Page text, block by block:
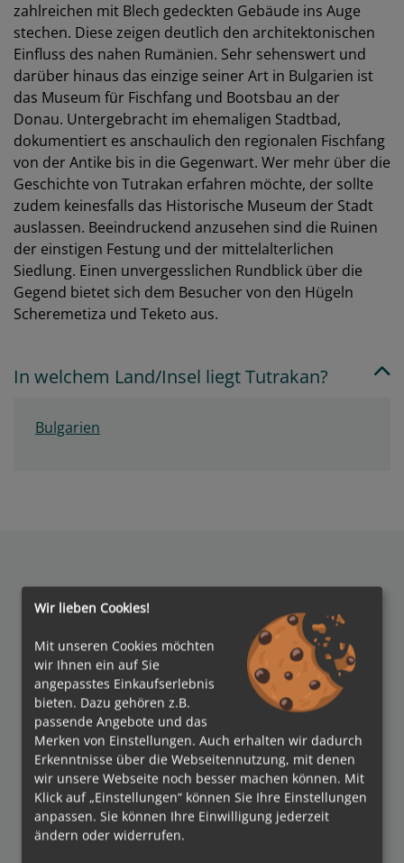
zahlreichen mit Blech gedeckten Gebäude ins Auge
stechen. Diese zeigen deutlich den architektonischen
Einfluss des nahen Rumänien. Sehr sehenswert und
darüber hinaus das einzige seiner Art in Bulgarien ist
das Museum für Fischfang und Bootsbau an der
Donau. Untergebracht im ehemaligen Stadtbad,
dokumentiert es anschaulich den regionalen Fischfang
von der Antike bis in die Gegenwart. Wer mehr über die
Geschichte von Tutrakan erfahren möchte, der sollte
zudem keinesfalls das Historische Museum der Stadt
auslassen. Beeindruckend anzusehen sind die Ruinen
der einstigen Festung und der mittelalterlichen
Siedlung. Einen unvergesslichen Rundblick über die
Gegend bietet sich dem Besucher von den Hügeln
Scheremetiza und Teketo aus.
In welchem Land/Insel liegt Tutrakan?
Bulgarien
Auszeichnungen
Verbände
Wir lieben Cookies!
Mit unseren Cookies möchten
wir Ihnen ein auf Sie
angepasstes Einkaufserlebnis
bieten. Dazu gehören z.B.
passende Angebote und das
Merken von Einstellungen. Auch erhalten wir dadurch
Erkenntnisse über die Webseitennutzung, mit denen
wir unsere Webseite noch besser machen können. Mit
Klick auf „Einstellungen“ können Sie Ihre Einstellungen
anpassen. Sie können Ihre Einwilligung jederzeit
ändern oder widerrufen.